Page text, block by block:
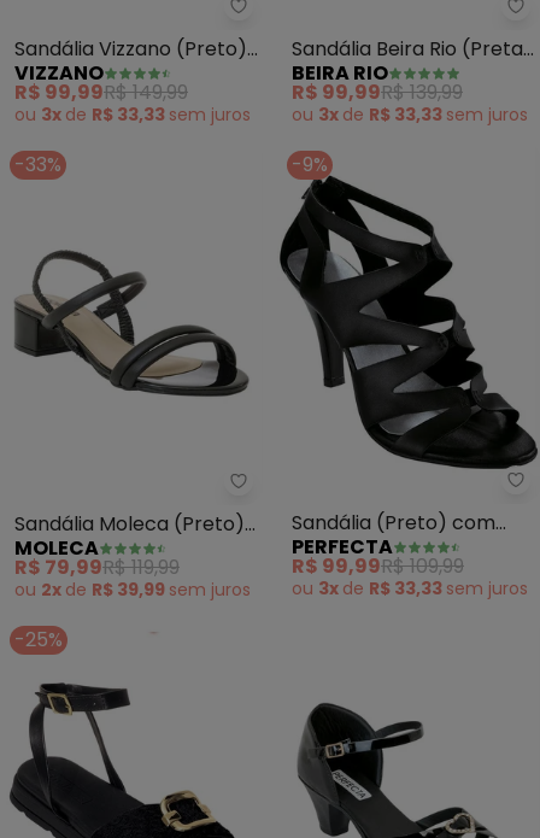
Vizzano - Sandália Vizzano
Sandália Vizzano (Preto)
em Sintético
VIZZANO
R$ 99,99R$ 149,99
ou 3x de R$ 33,33 sem juros
Sandália Beira Rio (Preta)
em Sintético
BEIRA RIO
R$ 99,99R$ 139,99
ou 3x de R$ 33,33 sem juros
-33%
Moleca - Sandália Moleca
Sandália Moleca (Preto)
em Sintético
MOLECA
R$ 79,99R$ 119,99
ou 2x de R$ 39,99 sem juros
-9%
Sandália (Preto) com
Elástico
PERFECTA
R$ 99,99R$ 109,99
ou 3x de R$ 33,33 sem juros
-25%